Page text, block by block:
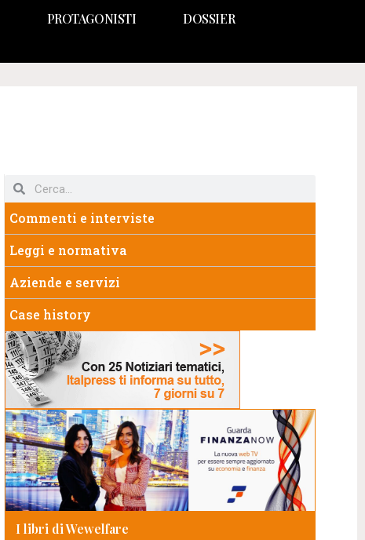
PROTAGONISTI
DOSSIER
Commenti e interviste
Leggi e normativa
Aziende e servizi
Case history
I libri di Wewelfare